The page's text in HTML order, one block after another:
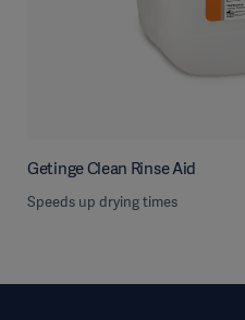
Getinge Clean Rinse Aid
Speeds up drying times